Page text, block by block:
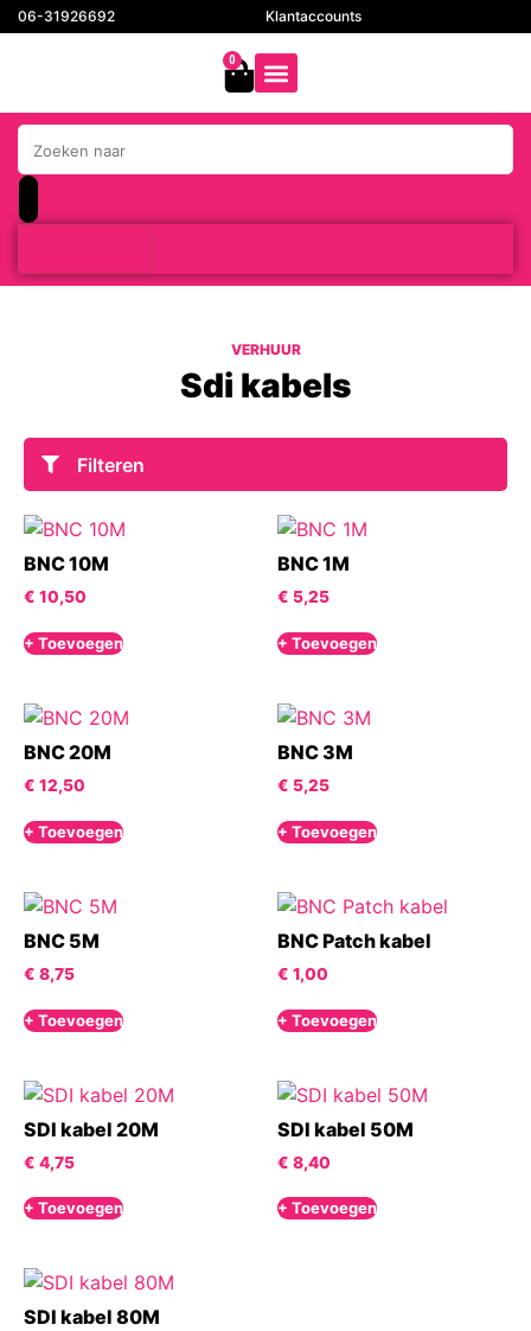
06-31926692 Klantaccounts
0
VERHUUR
Sdi kabels
Filteren
BNC 10M
€ 10,50
+ Toevoegen
BNC 1M
€ 5,25
+ Toevoegen
BNC 20M
€ 12,50
+ Toevoegen
BNC 3M
€ 5,25
+ Toevoegen
BNC 5M
€ 8,75
+ Toevoegen
BNC Patch kabel
€ 1,00
+ Toevoegen
SDI kabel 20M
€ 4,75
+ Toevoegen
SDI kabel 50M
€ 8,40
+ Toevoegen
SDI kabel 80M